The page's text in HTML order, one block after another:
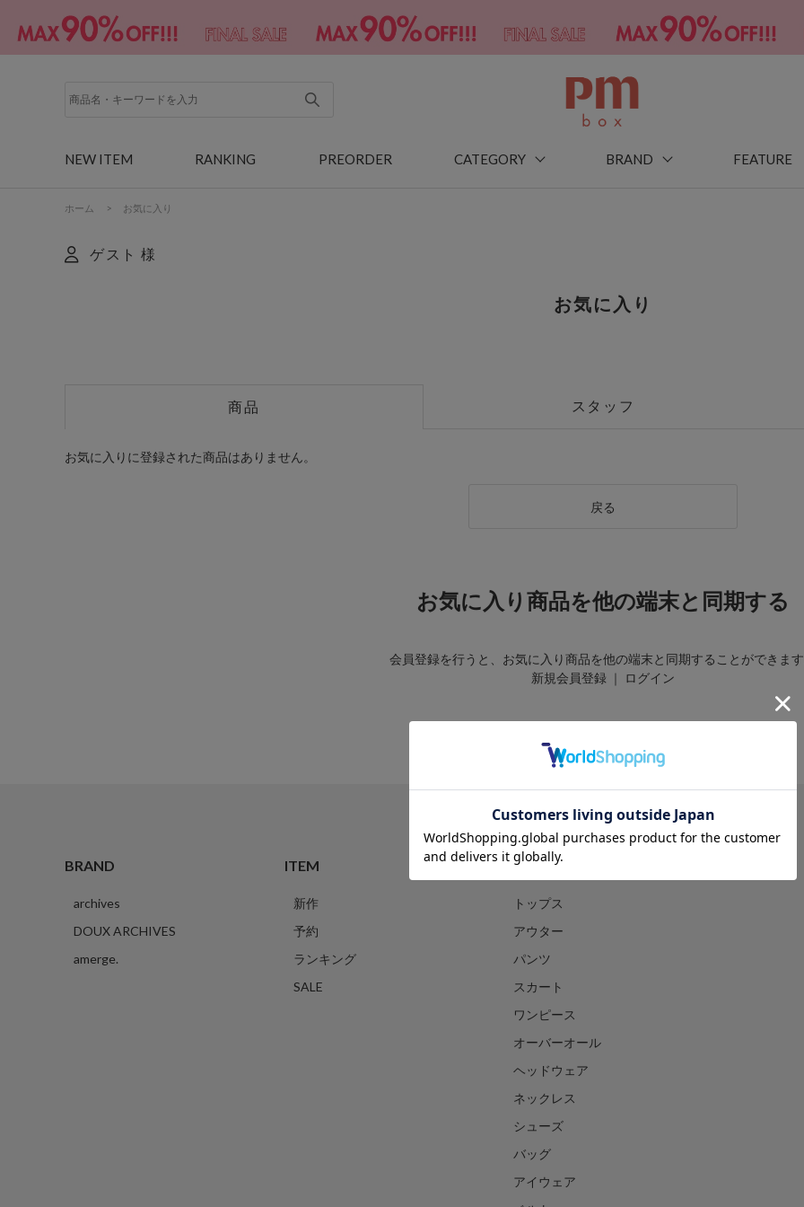
NEW ITEM RANKING PREORDER CATEGORY BRAND FEATURE
ホーム > お気に入り
ゲスト 様
お気に入り
商品 スタッフ
お気に入りに登録された商品はありません。
戻る
お気に入り商品を他の端末と同期する
会員登録を行うと、お気に入り商品を他の端末と同期することができます
新規会員登録 ｜ ログイン
BRAND
archives
DOUX ARCHIVES
amerge.
ITEM
新作
予約
ランキング
SALE
CATEGORY
トップス
アウター
パンツ
スカート
ワンピース
オーバーオール
ヘッドウェア
ネックレス
シューズ
バッグ
アイウェア